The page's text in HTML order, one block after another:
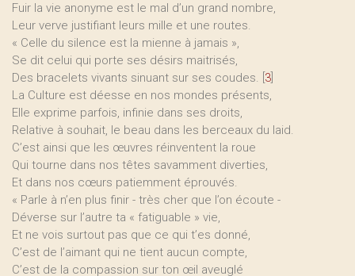
Fuir la vie anonyme est le mal d’un grand nombre,
Leur verve justifiant leurs mille et une routes.
« Celle du silence est la mienne à jamais »,
Se dit celui qui porte ses désirs maitrisés,
Des bracelets vivants sinuant sur ses coudes. 3
La Culture est déesse en nos mondes présents,
Elle exprime parfois, infinie dans ses droits,
Relative à souhait, le beau dans les berceaux du laid.
C’est ainsi que les œuvres réinventent la roue
Qui tourne dans nos têtes savamment diverties,
Et dans nos cœurs patiemment éprouvés.
« Parle à n’en plus finir - très cher que l’on écoute -
Déverse sur l’autre ta « fatiguable » vie,
Et ne vois surtout pas que ce qui t’es donné,
C’est de l’aimant qui ne tient aucun compte,
C’est de la compassion sur ton œil aveuglé